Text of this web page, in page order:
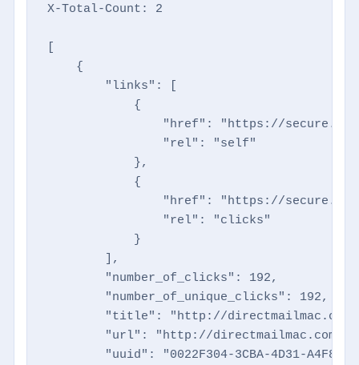
X-Total-Count: 2
[
    {
        "links": [
            {
"href": "https://
                "rel": "self"
            },
            {
"href": "https://
                "rel": "clicks"
            }
        ],
        "number_of_clicks": 192,
        "number_of_unique_clicks": 192,
"title": "http://
        "url": "http://directmailmac.com",
"uuid": "0022F304-3CBA-4D31-A4F8-